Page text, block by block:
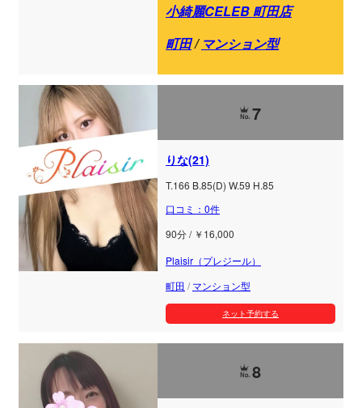
小綺麗CELEB 町田店
町田/ マンション型
7
りな(21)
T.166 B.85(D) W.59 H.85
口コミ：0件
90分 / ￥16,000
Plaisir（プレジール）
町田 /マンション型
ネット予約する
8